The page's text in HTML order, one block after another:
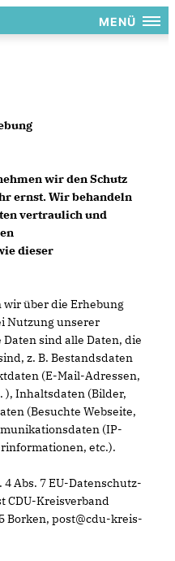
MENÜ
wir den Schutz
ernst. Wir behandeln
vertraulich und
dieser
über die Erhebung
Nutzung unserer
sind alle Daten, die
z. B. Bestandsdaten
(E-Mail-Adressen,
), Inhaltsdaten (Bilder,
(Besuchte Webseite,
(IP-
etc.).
Abs. 7 EU-Datenschutz-
CDU-Kreisverband
Borken, post@cdu-kreis-